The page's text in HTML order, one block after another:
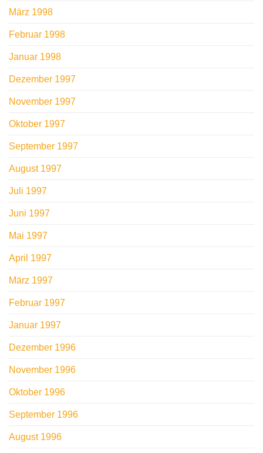
März 1998
Februar 1998
Januar 1998
Dezember 1997
November 1997
Oktober 1997
September 1997
August 1997
Juli 1997
Juni 1997
Mai 1997
April 1997
März 1997
Februar 1997
Januar 1997
Dezember 1996
November 1996
Oktober 1996
September 1996
August 1996